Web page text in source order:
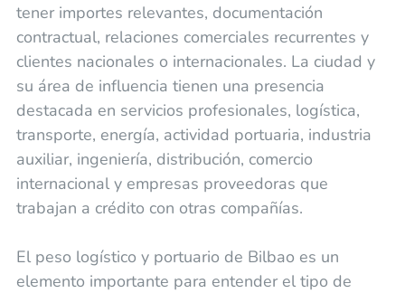
tener importes relevantes, documentación
contractual, relaciones comerciales recurrentes y
clientes nacionales o internacionales. La ciudad y
su área de influencia tienen una presencia
destacada en servicios profesionales, logística,
transporte, energía, actividad portuaria, industria
auxiliar, ingeniería, distribución, comercio
internacional y empresas proveedoras que
trabajan a crédito con otras compañías.
El peso logístico y portuario de Bilbao es un
elemento importante para entender el tipo de